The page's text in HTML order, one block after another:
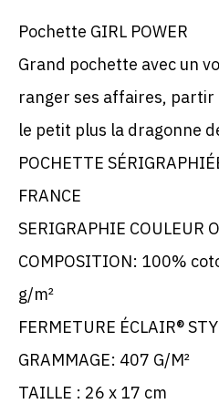
Pochette GIRL POWER
Grand pochette avec un
ranger ses affaires, partir
le petit plus la dragonne
POCHETTE
FRANCE
SERIGRAPHIE COULEUR
COMPOSITION: 100%
g/m²
FERMETURE ÉCLAIR®
GRAMMAGE: 407 G/M²
TAILLE : 26 x 17 cm